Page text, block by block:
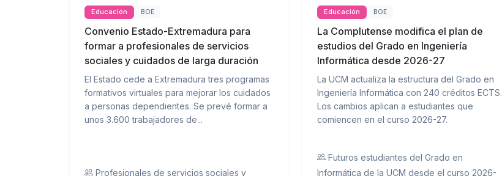
Educación BOE
Convenio Estado-Extremadura para
formar a profesionales de servicios
sociales y cuidados de larga duración
El Estado cede a Extremadura tres programas
formativos virtuales para mejorar los cuidados
a personas dependientes. Se prevé formar a
unos 3.600 trabajadores de...
Profesionales de servicios sociales y
Educación BOE
La Complutense modifica el plan de
estudios del Grado en Ingeniería
Informática desde 2026-27
La UCM actualiza la estructura del Grado en
Ingeniería Informática con 240 créditos ECTS.
Los cambios aplican a estudiantes que
comiencen en el curso 2026-27.
Futuros estudiantes del Grado en
Informática de la UCM desde el curso 2026-